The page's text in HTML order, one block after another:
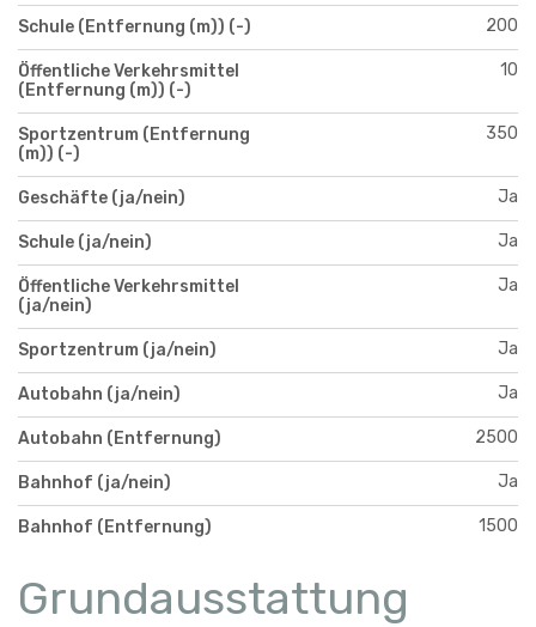
Schule (Entfernung (m)) (-) 200
Öffentliche Verkehrsmittel
(Entfernung (m)) (-)
10
Sportzentrum (Entfernung
(m)) (-)
350
Geschäfte (ja/nein) Ja
Schule (ja/nein) Ja
Öffentliche Verkehrsmittel
(ja/nein)
Ja
Sportzentrum (ja/nein) Ja
Autobahn (ja/nein) Ja
Autobahn (Entfernung) 2500
Bahnhof (ja/nein) Ja
Bahnhof (Entfernung) 1500
Grundausstattung